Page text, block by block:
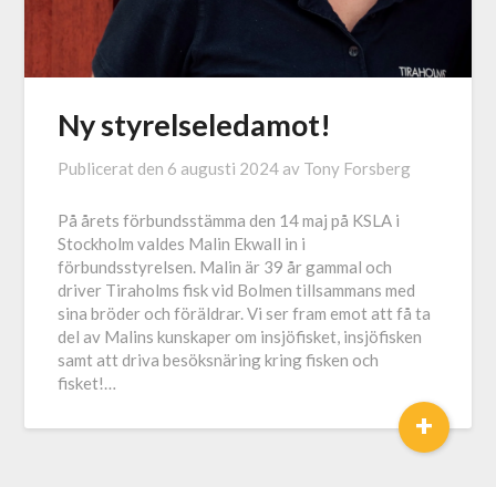
Ny styrelseledamot!
Publicerat den 6 augusti 2024 av Tony Forsberg
På årets förbundsstämma den 14 maj på KSLA i
Stockholm valdes Malin Ekwall in i
förbundsstyrelsen. Malin är 39 år gammal och
driver Tiraholms fisk vid Bolmen tillsammans med
sina bröder och föräldrar. Vi ser fram emot att få ta
del av Malins kunskaper om insjöfisket, insjöfisken
samt att driva besöksnäring kring fisken och
fisket!…
+